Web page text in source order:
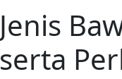
Jenis
serta